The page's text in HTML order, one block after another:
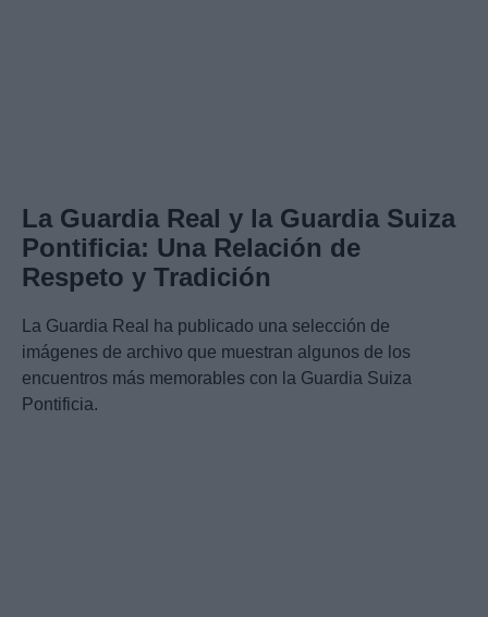
La Guardia Real y la Guardia Suiza
Pontificia: Una Relación de
Respeto y Tradición
La Guardia Real ha publicado una selección de
imágenes de archivo que muestran algunos de los
encuentros más memorables con la Guardia Suiza
Pontificia.